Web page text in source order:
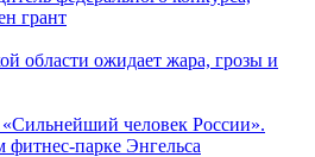
грант
области ожидает жара, грозы и
человек России».
фитнес-парке Энгельса